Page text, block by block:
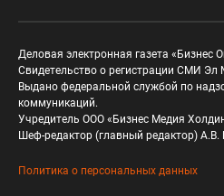
Деловая электронная газета «Бизнес
Свидетельство о регистрации СМИ
Выдано федеральной службой по
коммуникаций.
Учредитель ООО «Бизнес Медия
Шеф-редактор (главный редактор) А.В.
Политика о персональных данных